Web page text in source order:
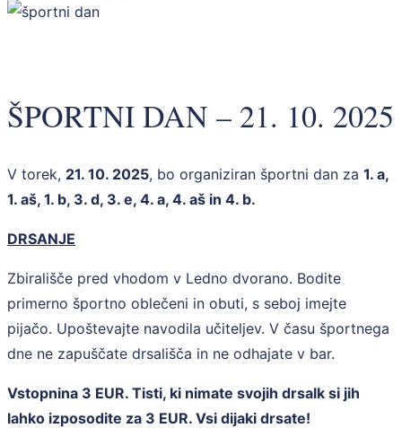
ŠPORTNI DAN – 21. 10. 2025
V torek, 21. 10. 2025, bo organiziran športni dan za 1. a,
1. aš, 1. b, 3. d, 3. e, 4. a, 4. aš in 4. b.
DRSANJE
Zbirališče pred vhodom v Ledno dvorano. Bodite
primerno športno oblečeni in obuti, s seboj imejte
pijačo. Upoštevajte navodila učiteljev. V času športnega
dne ne zapuščate drsališča in ne odhajate v bar.
Vstopnina 3 EUR. Tisti, ki nimate svojih drsalk si jih
lahko izposodite za 3 EUR. Vsi dijaki drsate!